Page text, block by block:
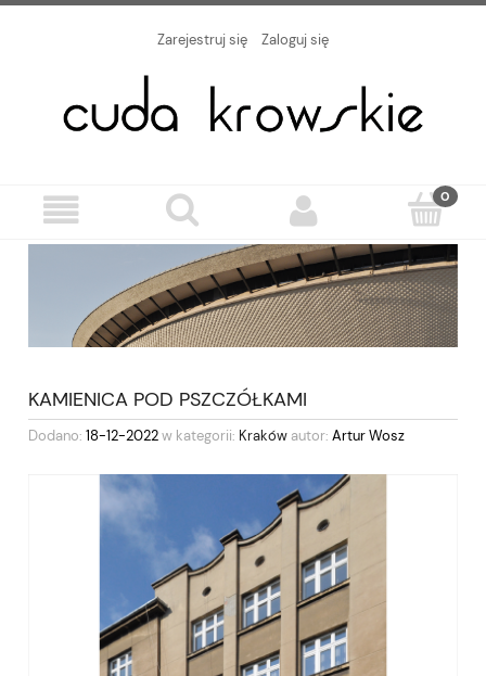
Zarejestruj się Zaloguj się
KAMIENICA POD PSZCZÓŁKAMI
Dodano: 18-12-2022w kategorii: Kraków autor: Artur Wosz